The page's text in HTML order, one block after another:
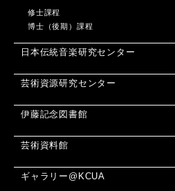
修士課程
博士（後期）課程
日本伝統音楽研究センター
芸術資源研究センター
伊藤記念図書館
芸術資料館
ギャラリー@KCUA